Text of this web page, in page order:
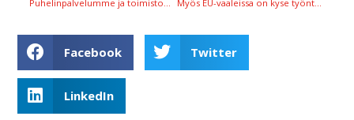
Myös EU-vaaleissa on kyse työntekijöiden oikeuksista ‒ muista äänestää
Facebook Twitter
LinkedIn